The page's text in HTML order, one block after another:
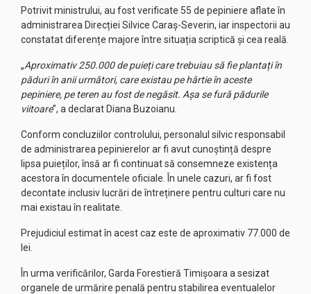
Potrivit ministrului, au fost verificate 55 de pepiniere aflate în
administrarea Direcției Silvice Caraș-Severin, iar inspectorii au
constatat diferențe majore între situația scriptică și cea reală.
„Aproximativ 250.000 de puieți care trebuiau să fie plantați în
păduri în anii următori, care existau pe hârtie în aceste
pepiniere, pe teren au fost de negăsit. Așa se fură pădurile
viitoare”, a declarat Diana Buzoianu.
Conform concluziilor controlului, personalul silvic responsabil
de administrarea pepinierelor ar fi avut cunoștință despre
lipsa puieților, însă ar fi continuat să consemneze existența
acestora în documentele oficiale. În unele cazuri, ar fi fost
decontate inclusiv lucrări de întreținere pentru culturi care nu
mai existau în realitate.
Prejudiciul estimat în acest caz este de aproximativ 77.000 de
lei.
În urma verificărilor, Garda Forestieră Timișoara a sesizat
organele de urmărire penală pentru stabilirea eventualelor